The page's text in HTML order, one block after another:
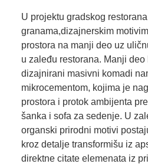
U projektu gradskog
granama,dizajnerskim
prostora na manji deo uz
u zaleđu restorana. Manji
dizajnirani masivni komadi
mikrocementom, kojima je
prostora i protok ambijenta
šanka i sofa za sedenje. U
organski prirodni motivi
kroz detalje transformišu iz
direktne citate elemenata iz